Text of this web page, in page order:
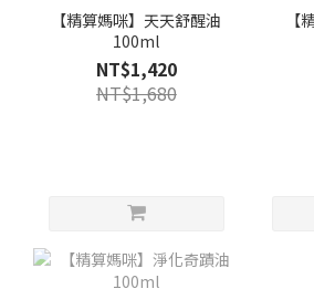
【精算媽咪】天天舒醒油
100ml
NT$1,420
NT$1,680
【